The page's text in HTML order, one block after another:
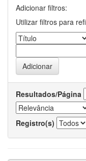
Adicionar filtros:
Utilizar filtros para
Resultados/Página
Registro(s)